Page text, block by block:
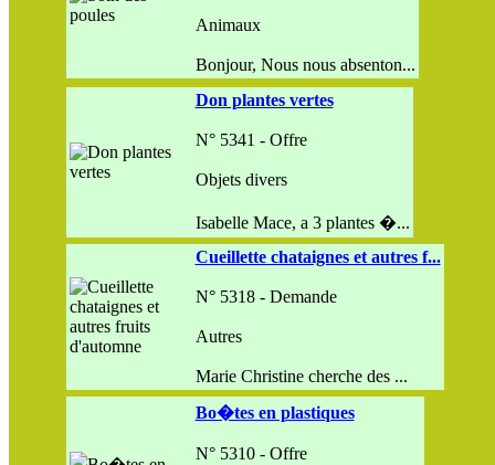
Animaux
Bonjour, Nous nous absenton...
Don plantes vertes
N° 5341 - Offre
Objets divers
Isabelle Mace, a 3 plantes �...
Cueillette chataignes et autres f...
N° 5318 - Demande
Autres
Marie Christine cherche des ...
Bo�tes en plastiques
N° 5310 - Offre